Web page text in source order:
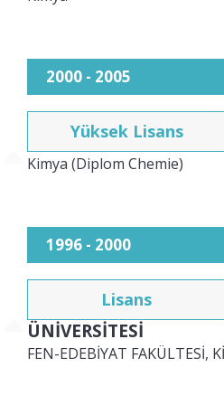
yaklaşım sunmaktadır.
2000 - 2005
Yüksek Lisans
Kimya (Diplom Chemie)
1996 - 2000
Lisans
ÜNİVERSİTESİ
FEN-EDEBİYAT FAKÜLTESİ,